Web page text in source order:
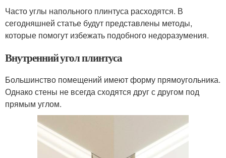
Часто углы напольного плинтуса расходятся. В
сегодняшней статье будут представлены методы,
которые помогут избежать подобного недоразумения.
Внутренний угол плинтуса
Большинство помещений имеют форму прямоугольника.
Однако стены не всегда сходятся друг с другом под
прямым углом.